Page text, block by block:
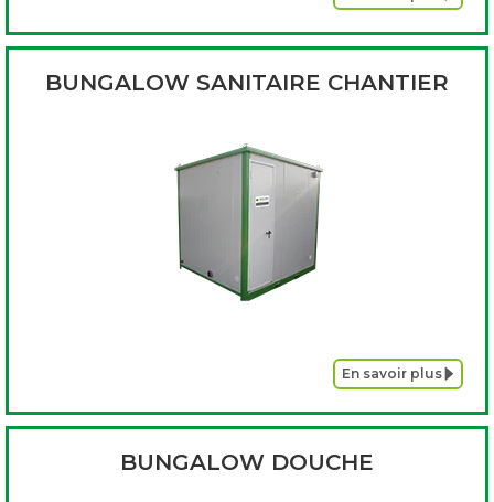
BUNGALOW SANITAIRE CHANTIER
En savoir plus
BUNGALOW DOUCHE